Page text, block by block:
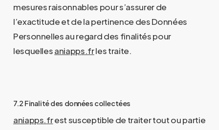
mesures raisonnables pour s’assurer de
l’exactitude et de la pertinence des Données
Personnelles au regard des finalités pour
lesquellesaniapps.frles traite.
7.2 Finalité des données collectées
aniapps.frest susceptible de traiter tout ou partie